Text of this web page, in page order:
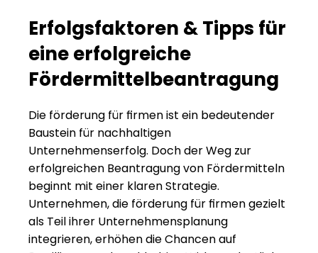
Erfolgsfaktoren & Tipps für
eine erfolgreiche
Fördermittelbeantragung
Die förderung für firmen ist ein bedeutender
Baustein für nachhaltigen
Unternehmenserfolg. Doch der Weg zur
erfolgreichen Beantragung von Fördermitteln
beginnt mit einer klaren Strategie.
Unternehmen, die förderung für firmen gezielt
als Teil ihrer Unternehmensplanung
integrieren, erhöhen die Chancen auf